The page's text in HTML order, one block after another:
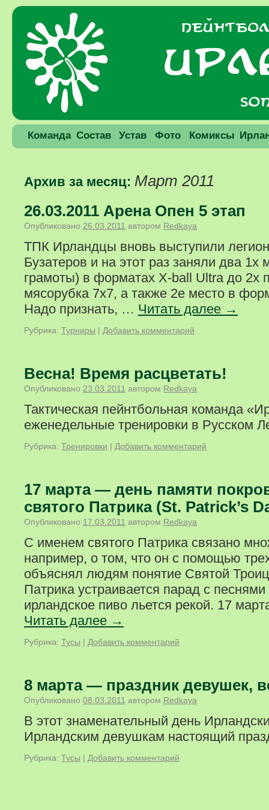
Команда Состав Устав Фото Комиксы
Архив за месяц: Март 2011
26.03.2011 Арена Опен 5 этап
Опубликовано 26.03.2011 автором Redkaya
ТПК Ирландцы вновь выступили
Бузатеров и на этот раз заняли два 1х
грамоты) в форматах X-ball Ultra до 2х
мясорубка 7х7, а также 2е место в
Надо признать, … Читать далее →
Рубрика: Турниры | Добавить комментарий
Весна! Время расцветать!
Опубликовано 23.03.2011 автором Redkaya
Тактическая пейнтбольная команда
еженедельные тренировки в Русском
Рубрика: Тренировки | Добавить комментарий
17 марта — день памяти
святого Патрика (St. Patrick’s
Опубликовано 17.03.2011 автором Redkaya
С именем святого Патрика связано
например, о том, что он с помощью
объяснял людям понятие Святой
Патрика устраивается парад с
ирландское пиво льется рекой. 17
Читать далее →
Рубрика: Тусы | Добавить комментарий
8 марта — праздник девушек,
Опубликовано 08.03.2011 автором Redkaya
В этот знаменательный день
Ирландским девушкам настоящий
Рубрика: Тусы | Добавить комментарий